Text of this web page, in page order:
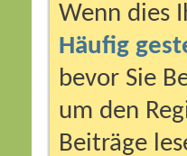
Wenn dies
Häufig
bevor Sie
um den
Beiträge